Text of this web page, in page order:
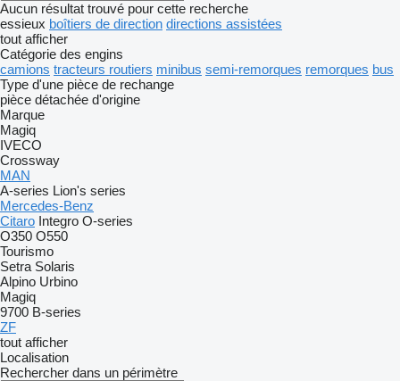
Aucun résultat trouvé pour cette recherche
essieux boîtiers de direction directions assistées
tout afficher
Catégorie des engins
camions tracteurs routiers minibus semi-remorques remorques bus
Type d'une pièce de rechange
pièce détachée d'origine
Marque
Magiq
IVECO
Crossway
MAN
A-series Lion's series
Mercedes-Benz
Citaro Integro O-series
O350 O550
Tourismo
Setra Solaris
Alpino Urbino
Magiq
9700 B-series
ZF
tout afficher
Localisation
Rechercher dans un périmètre